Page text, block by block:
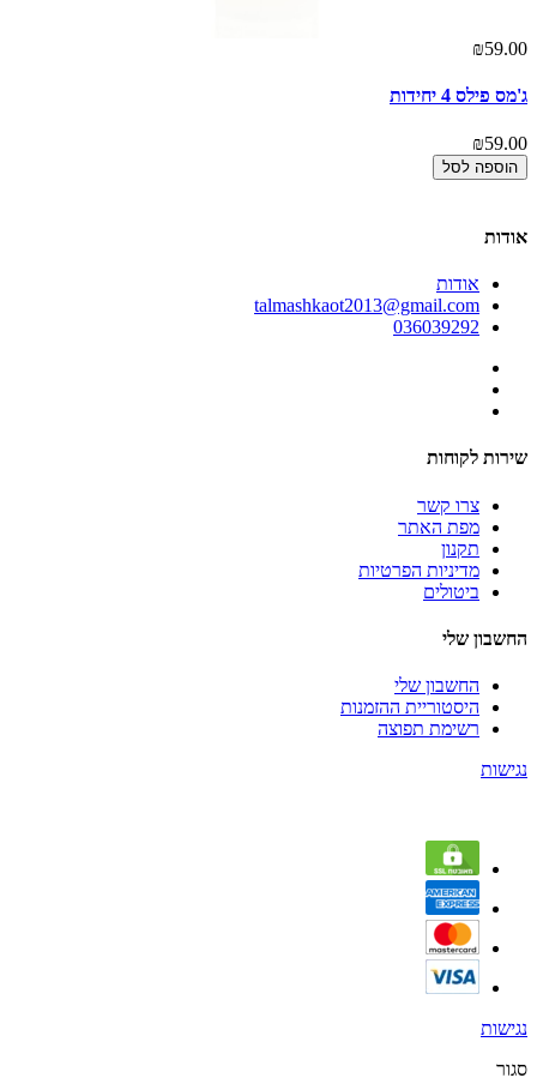
₪59.00
ג'מס פילס 4 יחידות
₪59.00
הוספה לסל
אודות
אודות
talmashkaot2013@gmail.com
036039292
שירות לקוחות
צרו קשר
מפת האתר
תקנון
מדיניות הפרטיות
ביטולים
החשבון שלי
החשבון שלי
היסטוריית ההזמנות
רשימת תפוצה
נגישות
נגישות
סגור